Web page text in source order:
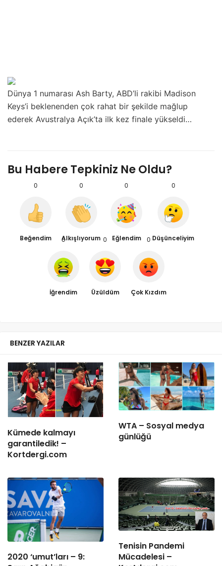
Dünya 1 numarası Ash Barty, ABD’li rakibi Madison
Keys’i beklenenden çok rahat bir şekilde mağlup
ederek Avustralya Açık’ta ilk kez finale yükseldi…
Bu Habere Tepkiniz Ne Oldu?
0
Beğendim
0
Alkışlıyorum
0
Eğlendim
0
Düşünceliyim
0
İğrendim
0
Üzüldüm
0
Çok Kızdım
BENZER YAZILAR
Kümede kalmayı
garantiledik! –
Kortdergi.com
WTA – Sosyal medya
günlüğü
2020 ‘umut’ları – 9:
Tenisin Pandemi
Mücadelesi –